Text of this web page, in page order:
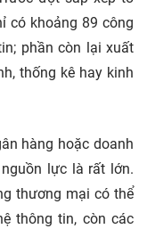
có khoảng 89 công
phần còn lại xuất
thống kê hay kinh
hàng hoặc doanh
lực là rất lớn.
thương mại có thể
thông tin, còn các